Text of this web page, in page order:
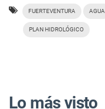
FUERTEVENTURA AGUA
PLAN HIDROLÓGICO
Lo más visto